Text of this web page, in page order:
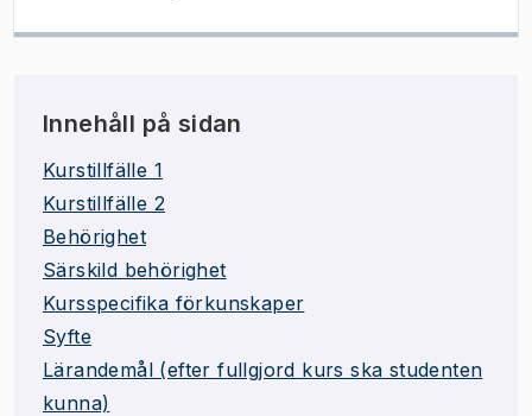
Innehåll på sidan
Kurstillfälle 1
Kurstillfälle 2
Behörighet
Särskild behörighet
Kursspecifika förkunskaper
Syfte
Lärandemål (efter fullgjord kurs ska studenten
kunna)